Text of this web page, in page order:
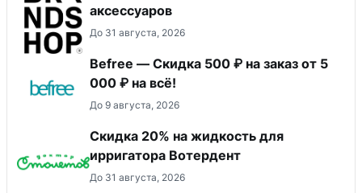
аксессуаров
До 31 августа, 2026
Befree — Скидка 500 ₽ на заказ от 5
000 ₽ на всё!
До 9 августа, 2026
Скидка 20% на жидкость для
ирригатора Вотердент
До 31 августа, 2026